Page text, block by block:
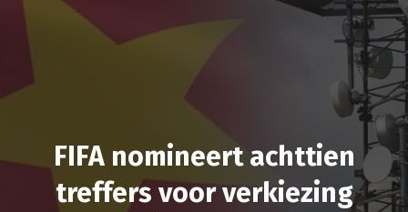
FIFA nomineert achttien
treffers voor verkiezing